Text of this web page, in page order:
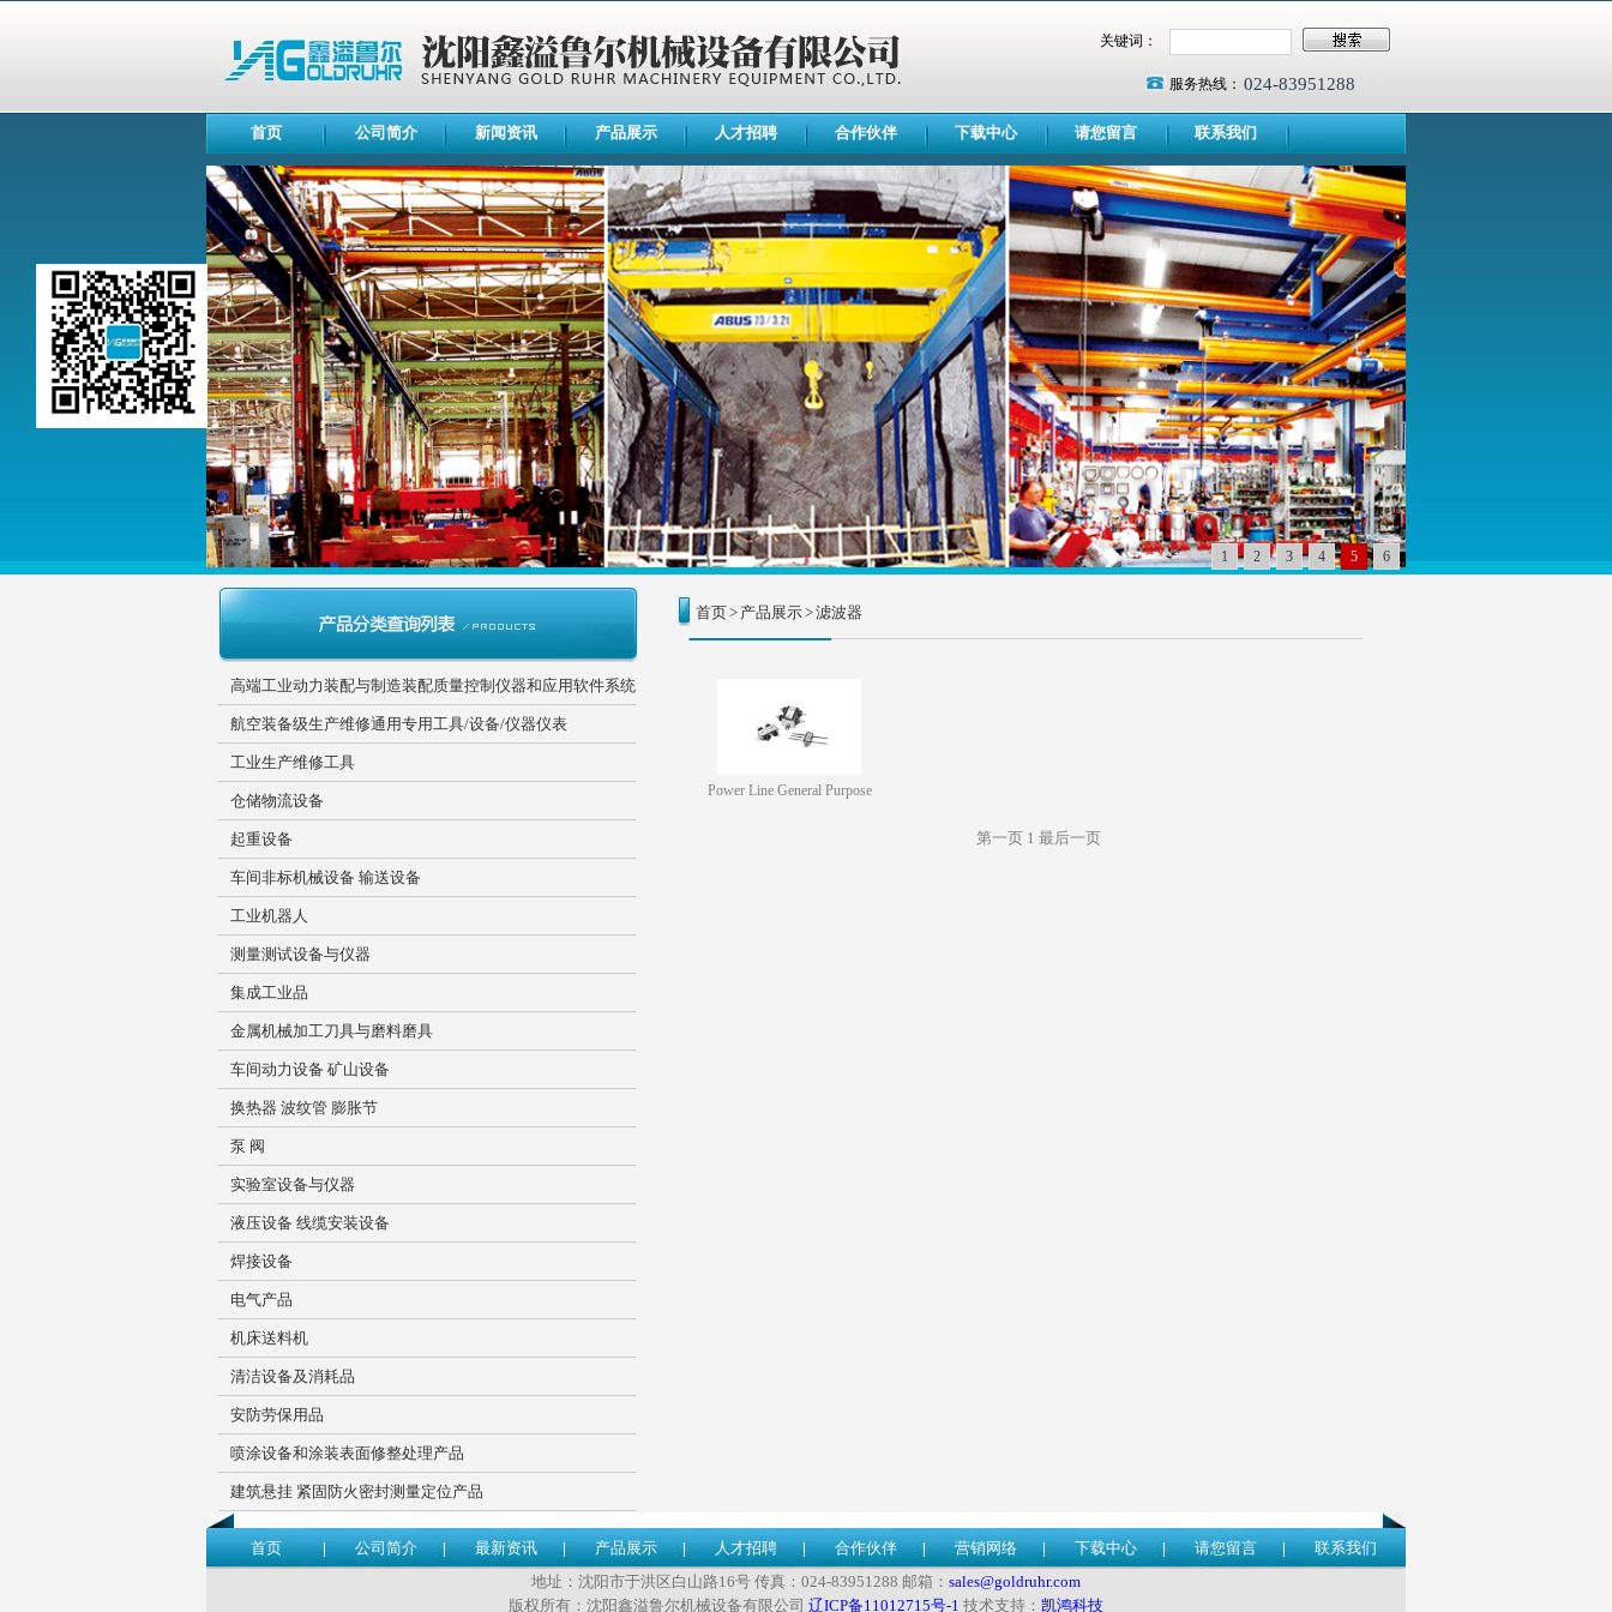
关键词：
服务热线： 024-83951288
首页 公司简介 新闻资讯 产品展示 人才招聘 合作伙伴 下载中心 请您留言 联系我们
1 2 3 4 5 6
高端工业动力装配与制造装配质量控制仪器和应用软件系统
航空装备级生产维修通用专用工具/设备/仪器仪表
工业生产维修工具
仓储物流设备
起重设备
车间非标机械设备 输送设备
工业机器人
测量测试设备与仪器
集成工业品
金属机械加工刀具与磨料磨具
车间动力设备 矿山设备
换热器 波纹管 膨胀节
泵 阀
实验室设备与仪器
液压设备 线缆安装设备
焊接设备
电气产品
机床送料机
清洁设备及消耗品
安防劳保用品
喷涂设备和涂装表面修整处理产品
建筑悬挂 紧固防火密封测量定位产品
首页> 产品展示>滤波器
Power Line General Purpose
第一页 1 最后一页
首页 公司简介 最新资讯 产品展示 人才招聘 合作伙伴 营销网络 下载中心 请您留言
联系我们
地址：沈阳市于洪区白山路16号 传真：024-83951288 邮箱： sales@goldruhr.com
版权所有：沈阳鑫溢鲁尔机械设备有限公司 辽ICP备11012715号-1 技术支持： 凯鸿科技